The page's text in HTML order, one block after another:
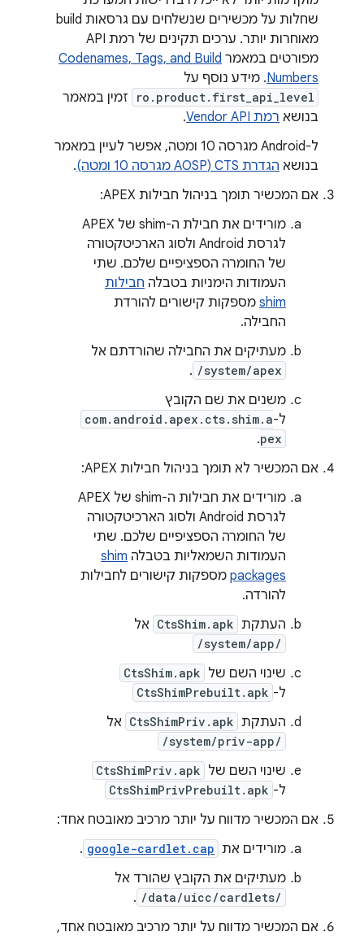
שחלות על מכשירים שנשלחים עם גרסאות build
מאוחרות יותר. ערכים תקינים של רמת API
מפורטים במאמר Codenames, Tags, and Build
Numbers. מידע נוסף על
ro.product.first_api_level
זמין במאמר
בנושא רמת Vendor API
.
ל-Android מגרסה 10 ומטה, אפשר לעיין במאמר
בנושא הגדרת CTS (AOSP מגרסה 10 ומטה)
.
אם המכשיר תומך בניהול חבילות APEX:
מורידים את חבילת ה-shim של APEX
לגרסת Android ולסוג הארכיטקטורה
של החומרה הספציפיים שלכם. שתי
העמודות הימניות בטבלה חבילות
shim מספקות קישורים להורדת
החבילה.
מעתיקים את החבילה שהורדתם אל
/system/apex
.
משנים את שם הקובץ
ל-com.android.apex.cts.shim.a
pex
.
אם המכשיר לא תומך בניהול חבילות APEX:
מורידים את חבילות ה-shim של APEX
לגרסת Android ולסוג הארכיטקטורה
של החומרה הספציפיים שלכם. שתי
העמודות השמאליות בטבלה shim
packages מספקות קישורים לחבילות
להורדה.
העתקת CtsShim.apk אל
/system/app/
שינוי השם של CtsShim.apk
ל- CtsShimPrebuilt.apk
העתקת CtsShimPriv.apk אל
/system/priv-app/
שינוי השם של CtsShimPriv.apk
ל- CtsShimPrivPrebuilt.apk
אם המכשיר מדווח על יותר מרכיב מאובטח אחד:
מורידים את google-cardlet.cap
.
מעתיקים את הקובץ שהורד אל
/data/uicc/cardlets/
.
אם המכשיר מדווח על יותר מרכיב מאובטח אחד,